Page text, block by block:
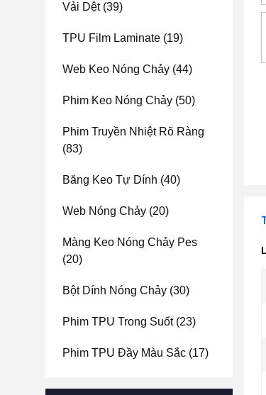
Vải Dệt(39)
TPU Film Laminate (19)
Web Keo Nóng Chảy (44)
Phim Keo Nóng Chảy (50)
Phim Truyền Nhiệt Rõ Ràng
(83)
Băng Keo Tự Dính (40)
Web Nóng Chảy (20)
Màng Keo Nóng Chảy Pes
(20)
Bột Dính Nóng Chảy (30)
Phim TPU Trong Suốt(23)
Phim TPU Đầy Màu Sắc (17)